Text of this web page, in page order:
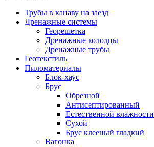
Трубы в канаву на заезд
Дренажные системы
Георешетка
Дренажные колодцы
Дренажные трубы
Геотекстиль
Пиломатериалы
Блок-хаус
Брус
Обрезной
Антисептированный
Естественной влажности
Сухой
Брус клееный гладкий
Вагонка